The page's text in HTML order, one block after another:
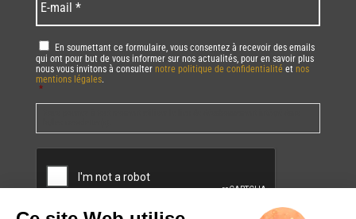
mail *
RGPD *
En soumettant ce formulaire, vous consentez à recevoir des emails
qui ont pour but de vous informer sur nos actualités, pour en savoir plus
nous vous invitons à consulter notre politique de confidentialité et nos
mentions légales.
*